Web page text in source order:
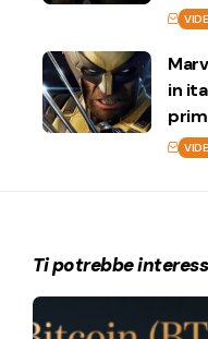
in
Ti potrebbe